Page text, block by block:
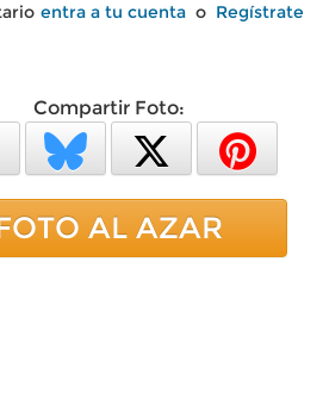
entra a tu cuenta o Regístrate
Compartir Foto:
AL AZAR